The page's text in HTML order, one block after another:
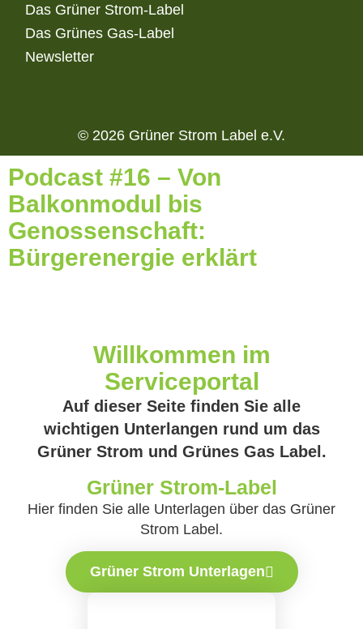
Das Grüner Strom-Label
Das Grünes Gas-Label
Newsletter
© 2026 Grüner Strom Label e.V.
Podcast #16 – Von
Balkonmodul bis
Genossenschaft:
Bürgerenergie erklärt
Willkommen im
Serviceportal
Auf dieser Seite finden Sie alle
wichtigen Unterlangen rund um das
Grüner Strom und Grünes Gas Label.
Grüner Strom-Label
Hier finden Sie alle Unterlagen über das Grüner
Strom Label.
Grüner Strom Unterlagen